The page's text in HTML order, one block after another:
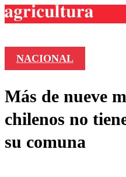
Frecuencias
Agricultura
Deportes
Colo Colo
Entretención
NACIONAL
Más de nueve
chilenos no
su comuna